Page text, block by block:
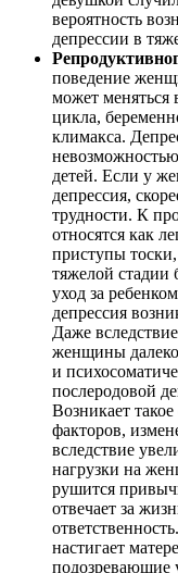
вероятность
депрессии в
поведение
может меняться
цикла,
климакса.
детей. Если у
депрессия,
трудности. К
относятся как
приступы
тяжелой стадии
уход за
депрессия
Даже
женщины далеко
и
послеродовой
Возникает
факторов,
вследствие
нагрузки на
рушится
отвечает за
настигает
подозревающие